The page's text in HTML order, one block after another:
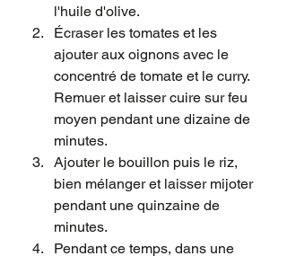
l'huile d'olive.
Écraser les tomates et les
ajouter aux oignons avec le
concentré de tomate et le curry.
Remuer et laisser cuire sur feu
moyen pendant une dizaine de
minutes.
Ajouter le bouillon puis le riz,
bien mélanger et laisser mijoter
pendant une quinzaine de
minutes.
Pendant ce temps, dans une